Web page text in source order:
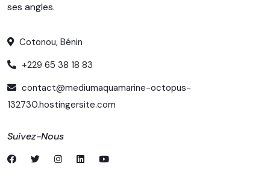
ses angles.
Cotonou, Bénin
+229 65 38 18 83
contact@mediumaquamarine-octopus-
132730.hostingersite.com
Suivez-Nous